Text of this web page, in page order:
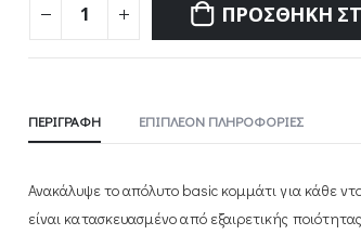
ΠΡΟΣΘΉΚΗ
ΠΕΡΙΓΡΑΦΉ ΕΠΙΠΛΈΟΝ ΠΛΗΡΟΦΟΡΊΕΣ
Ανακάλυψε το απόλυτο basic κομμάτι για κάθε
είναι κατασκευασμένο από εξαιρετικής